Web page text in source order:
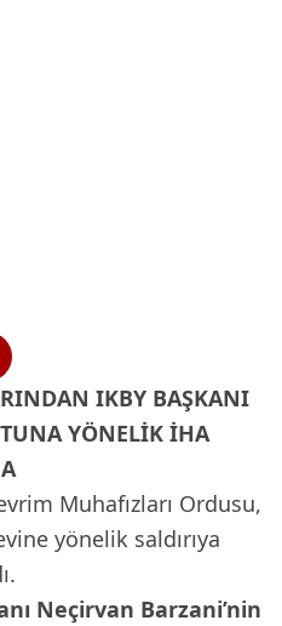
IKBY BAŞKANI
YÖNELİK İHA
Muhafızları Ordusu,
yönelik saldırıya
Neçirvan Barzani’nin